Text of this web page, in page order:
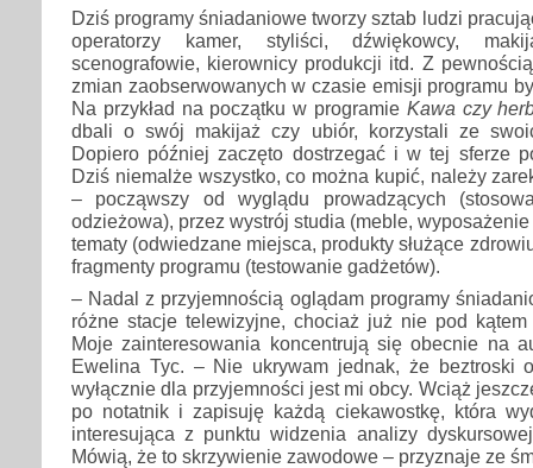
Dziś programy śniadaniowe tworzy sztab ludzi
operatorzy kamer, styliści, dźwiękowcy,
scenografowie, kierownicy produkcji itd. Z
zmian zaobserwowanych w czasie emisji programu
Na przykład na początku w programie Kawa czy
dbali o swój makijaż czy ubiór, korzystali ze
Dopiero później zaczęto dostrzegać i w tej sferze
Dziś niemalże wszystko, co można kupić, należy
– począwszy od wyglądu prowadzących
odzieżowa), przez wystrój studia (meble,
tematy (odwiedzane miejsca, produkty służące
fragmenty programu (testowanie gadżetów).
– Nadal z przyjemnością oglądam programy
różne stacje telewizyjne, chociaż już nie pod kątem
Moje zainteresowania koncentrują się obecnie na
Ewelina Tyc. – Nie ukrywam jednak, że beztroski
wyłącznie dla przyjemności jest mi obcy. Wciąż
po notatnik i zapisuję każdą ciekawostkę, która
interesująca z punktu widzenia analizy
Mówią, że to skrzywienie zawodowe – przyznaje ze